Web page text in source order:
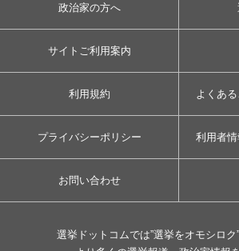
政治家の方へ
サイトご利用案内
利用規約 よくあ
プライバシーポリシー 利用者
お問い合わせ
選挙ドットコムでは”選挙をオモシロク